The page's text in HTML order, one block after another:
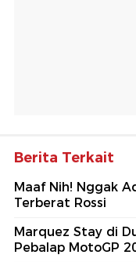
Berita Terkait
Maaf Nih! Nggak
Terberat Rossi
Marquez Stay di
Pebalap MotoGP